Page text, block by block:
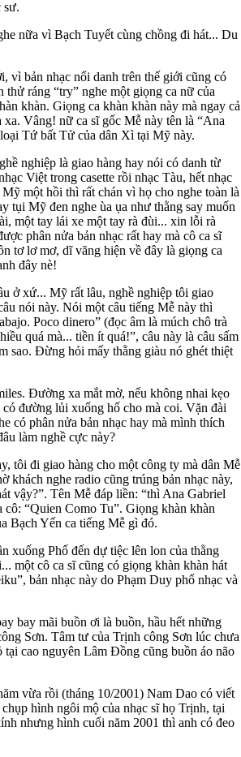
sư.
nữa vì Bạch Tuyết cùng chồng đi hát... Du
vì bản nhạc nổi danh trên thế giới cũng có
ráng “try” nghe một giọng ca nữ của
khàn. Giọng ca khàn khàn này mà ngay cả
Vâng! nữ ca sĩ gốc Mễ này tên là “Ana
Tứ bất Tử của dân Xì tại Mỹ này.
nghiệp là giao hàng hay nói có danh từ
Việt trong casette rồi nhạc Tàu, hết nhạc
một hồi thì rất chán vì họ cho nghe toàn là
tụi Mỹ đen nghe ùa ụa như thằng say muốn
một tay lái xe một tay rà đùi... xin lỗi rà
phân nửa bản nhạc rất hay mà cô ca sĩ
tơ lơ mơ, dĩ vãng hiện về đây là giọng ca
đây nè!
ở xứ... Mỹ rất lâu, nghề nghiệp tôi giao
nói này. Nói một câu tiếng Mễ này thì
Poco dinero” (đọc âm là múch chô trà
quá mà... tiền ít quá!”, câu này là câu sấm
sao. Đừng hỏi mấy thằng giàu nó ghét thiệt
Đường xa mắt mờ, nếu không nhai kẹo
đường lủi xuống hố cho mà coi. Vặn đài
có phân nửa bản nhạc hay mà mình thích
làm nghề cực này?
tôi đi giao hàng cho một công ty mà dân Mễ
khách nghe radio cũng trúng bản nhạc này,
vậy?”. Tên Mễ đáp liền: “thì Ana Gabriel
cô: “Quien Como Tu”. Giọng khàn khàn
Bạch Yến ca tiếng Mễ gì đó.
xuống Phố đến dự tiệc lên lon của thằng
một cô ca sĩ cũng có giọng khàn khàn hát
bản nhạc này do Phạm Duy phổ nhạc và
bay mãi buồn ơi là buồn, hầu hết những
Sơn. Tâm tư của Trịnh công Sơn lúc chưa
cao nguyên Lâm Đồng cũng buồn áo não
vừa rồi (tháng 10/2001) Nam Dao có viết
hình ngôi mộ của nhạc sĩ họ Trịnh, tại
nhưng hình cuối năm 2001 thì anh có đeo